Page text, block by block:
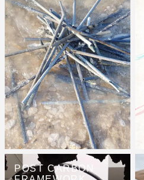
POST CARBON